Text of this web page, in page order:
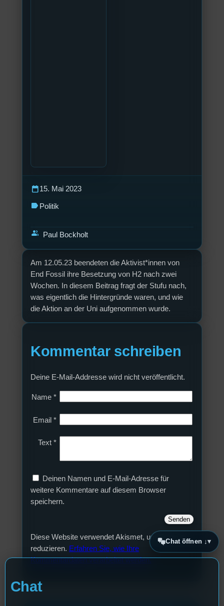
Am 12.05.23 beendeten die Aktivist*innen von
End Fossil ihre Besetzung von H2 nach zwei
Wochen. In diesem Beitrag fragt der Stufu nach,
was eigentlich die Hintergründe waren, und wie
die Aktion an der Uni aufgenommen wurde.
Kommentar schreiben
Deine E-Mail-Addresse wird nicht veröffentlicht.
Name *
Email *
Text *
Deinen Namen und E-Mail-Adresse für
weitere Kommentare auf diesem Browser
speichern.
Diese Website verwendet Akismet, um Spam zu
reduzieren. Erfahren Sie, wie Ihre
Kommentardaten verarbeitet werden.
calendar_today15. Mai 2023
label Politik
group Paul Bockholt
Chat öffnen ↓
Chat